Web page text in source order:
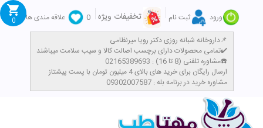
ورود ثبت نام تخفیفات ویژه 0
علاقه مندی ها
داروخانه شبانه روزی دکتر رویا میرنظامی📌
تمامی محصولات دارای برچسب اصالت کالا و سیب سلامت میباشند✔️
مشاوره تلفنی (8 تا 16) : 02165389693☎️
​ارسال رایگان برای خرید های بالای 4 میلیون تومان با پست پیشتاز
مشاوره خرید در برنامه بله : 09302007587
0